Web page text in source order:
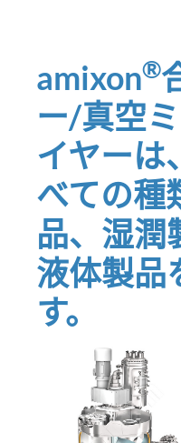
amixon®
ー/真空
イヤーは
べての種
品、湿潤
液体製品
す。